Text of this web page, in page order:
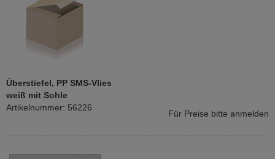
Überstiefel, PP SMS-Vlies
weiß mit Sohle
Artikelnummer: 56226
Für Preise bitte anmelden